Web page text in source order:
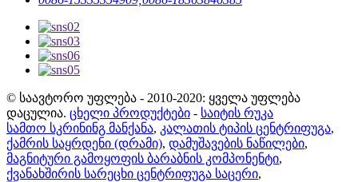
© საავტორო უფლება - 2010-2020: ყველა უფლება
დაცულია. ცხელი პროდუქტები - საიტის რუკა
სამთო სკრინინგ მანქანა, კალათის ტიპის ცენტრიფუგა,
ქამრის საყრდენი (დრამი), დამუშავების ნაწილები,
მაგნიტური გამოყოფის ბარაბნის კომპონენტი,
ქვანახშირის სარეცხი ცენტრიფუგა საცერი,